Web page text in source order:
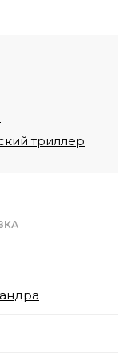
триллер